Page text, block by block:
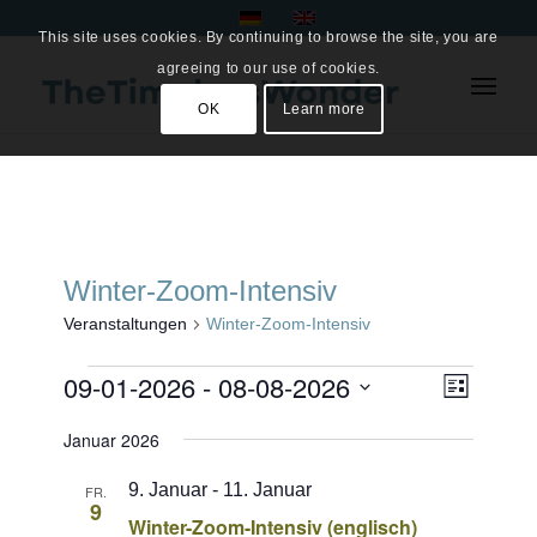
Winter-Zoom-Intensiv
Veranstaltungen Winter-Zoom-Intensiv
Veranstaltungen Liste
09-01-2026 - 08-08-2026
wählen.
Januar 2026
FR.
9 Winter-Zoom-Intensiv (englisch)
9. Januar - 11. Januar
This site uses cookies. By continuing to browse the site, you are
agreeing to our use of cookies.
OK Learn more